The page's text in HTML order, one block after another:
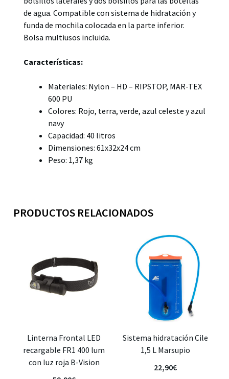
de agua. Compatible con sistema de hidratación y
funda de mochila colocada en la parte inferior.
Bolsa multiusos incluida.
Características:
Materiales: Nylon – HD – RIPSTOP, MAR-TEX
600 PU
Colores: Rojo, terra, verde, azul celeste y azul
navy
Capacidad: 40 litros
Dimensiones: 61x32x24 cm
Peso: 1,37 kg
PRODUCTOS RELACIONADOS
Linterna Frontal LED
recargable FR1 400 lum
con luz roja B-Vision
Sistema hidratación Cile
1,5 L Marsupio
22,90€